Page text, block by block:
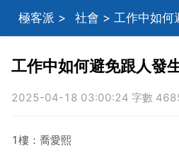
極客派 > 社會 > 工作中如何
工作中如何避免跟人發
2025-04-18 03:00:24 字數
1樓：喬愛熙